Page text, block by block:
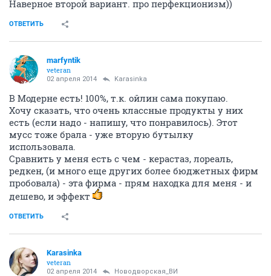
Наверное второй вариант. про перфекционизм))
ОТВЕТИТЬ
marfyntik
veteran
02 апреля 2014 Karasinka
В Модерне есть! 100%, т.к. ойлин сама покупаю.
Хочу сказать, что очень классные продукты у них
есть (если надо - напишу, что понравилось). Этот
мусс тоже брала - уже вторую бутылку
использовала.
Сравнить у меня есть с чем - керастаз, лореаль,
редкен, (и много еще других более бюджетных фирм
пробовала) - эта фирма - прям находка для меня - и
дешево, и эффект
ОТВЕТИТЬ
Karasinka
veteran
02 апреля 2014 Новодворcкая_ВИ